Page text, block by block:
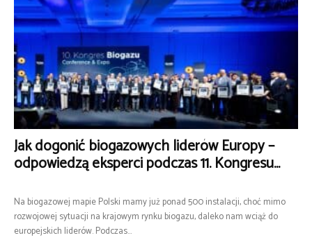
Jak dogonić biogazowych liderów Europy –
odpowiedzą eksperci podczas 11. Kongresu...
Na biogazowej mapie Polski mamy już ponad 500 instalacji, choć mimo
rozwojowej sytuacji na krajowym rynku biogazu, daleko nam wciąż do
europejskich liderów. Podczas...